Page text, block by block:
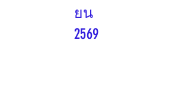
ยน
2569